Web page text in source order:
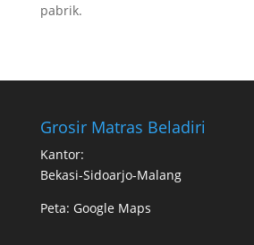
pabrik.
Grosir Matras Beladiri
Kantor:
Bekasi-Sidoarjo-Malang
Peta: Google Maps